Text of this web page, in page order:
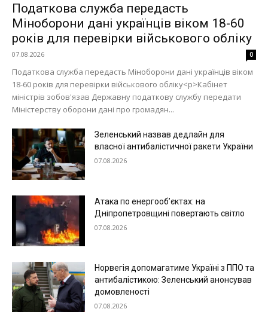
Податкова служба передасть
Міноборони дані українців віком 18-60
років для перевірки військового обліку
07.08.2026 0
Податкова служба передасть Міноборони дані українців віком
18-60 років для перевірки військового обліку<p>Кабінет
міністрів зобов'язав Державну податкову службу передати
Міністерству оборони дані про громадян...
Зеленський назвав дедлайн для
власної антибалістичної ракети України
07.08.2026
Атака по енергооб’єктах: на
Дніпропетровщині повертають світло
07.08.2026
Норвегія допомагатиме Україні з ППО та
антибалістикою: Зеленський анонсував
домовленості
07.08.2026